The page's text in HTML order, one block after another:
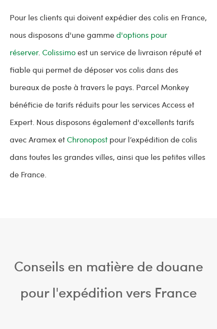
Pour les clients qui doivent expédier des colis en France,
nous disposons d'une gammed'options pour
réserver. Colissimoest un service de livraison réputé et
fiable qui permet de déposer vos colis dans des
bureaux de poste à travers le pays. Parcel Monkey
bénéficie de tarifs réduits pour les services Access et
Expert. Nous disposons également d'excellents tarifs
avec Aramex etChronopost pour l’expédition de colis
dans toutes les grandes villes, ainsi que les petites villes
de France.
Conseils en matière de douane
pour l'expédition vers France